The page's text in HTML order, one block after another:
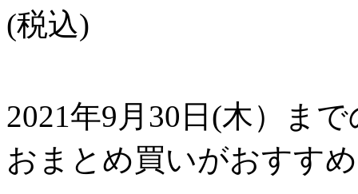
(税込)
2021年9月30日(木）ま
おまとめ買いがおすす